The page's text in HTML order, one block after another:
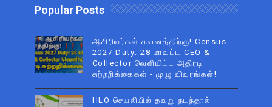
Popular Posts
ஆசிரியர்கள் கவனத்திற்கு! Census
2027 Duty: 28 மாவட்ட CEO &
Collector வெளியிட்ட அதிரடி
சுற்றறிக்கைகள் - முழு விவரங்கள்!
HLO செயலியில் தவறு நடந்தால்